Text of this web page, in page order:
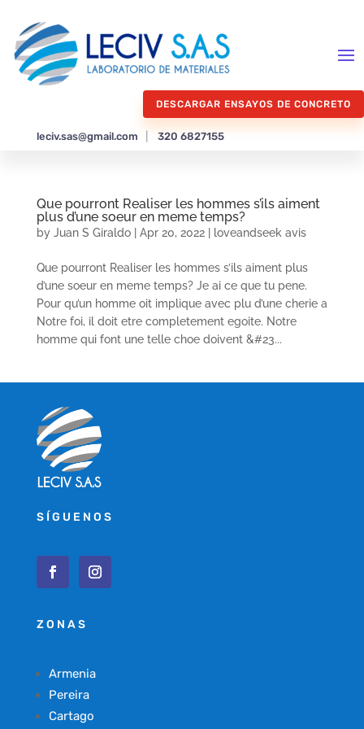
DESCARGAR ENSAYOS DE CONCRETO
leciv.sas@gmail.com 320 6827155
Que pourront Realiser les hommes s’ils aiment
plus d’une soeur en meme temps?
by Juan S Giraldo| Apr 20, 2022| loveandseek avis
Que pourront Realiser les hommes s’ils aiment plus
d’une soeur en meme temps? Je ai ce que tu pene.
Pour qu’un homme oit implique avec plu d’une cherie a
Notre foi, il doit etre completement egoite. Notre
homme qui font une telle choe doivent &#23...
SÍGUENOS
ZONAS
Armenia
Pereira
Cartago